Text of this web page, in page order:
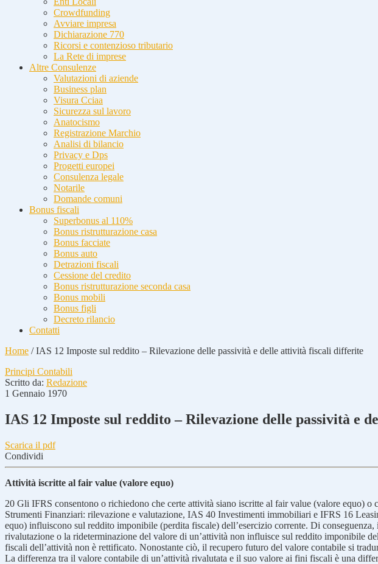
Crowdfunding
Avviare impresa
Dichiarazione 770
Ricorsi e contenzioso tributario
La Rete di imprese
Altre Consulenze
Valutazioni di aziende
Business plan
Visura Cciaa
Sicurezza sul lavoro
Anatocismo
Registrazione Marchio
Analisi di bilancio
Privacy e Dps
Progetti europei
Consulenza legale
Notarile
Domande comuni
Bonus fiscali
Superbonus al 110%
Bonus ristrutturazione casa
Bonus facciate
Bonus auto
Detrazioni fiscali
Cessione del credito
Bonus ristrutturazione seconda casa
Bonus mobili
Bonus figli
Decreto rilancio
Contatti
Home /IAS 12 Imposte sul reddito – Rilevazione delle passività e delle attività fiscali differite
Principi Contabili
Scritto da: Redazione
1 Gennaio 1970
IAS 12 Imposte sul reddito – Rilevazione delle passività e
Scarica il pdf
Condividi
Attività iscritte al fair value (valore equo)
20 Gli IFRS consentono o richiedono che certe attività siano iscritte al fair value (valore
Strumenti Finanziari: rilevazione e valutazione, IAS 40 Investimenti immobiliari e IFRS 16
equo) influiscono sul reddito imponibile (perdita fiscale) dell’esercizio corrente. Di
rivalutazione o la rideterminazione del valore di un’attività non influisce sul reddito imponibile
fiscali dell’attività non è rettificato. Nonostante ciò, il recupero futuro del valore contabile si
La differenza tra il valore contabile di un’attività rivalutata e il suo valore ai fini fiscali è una